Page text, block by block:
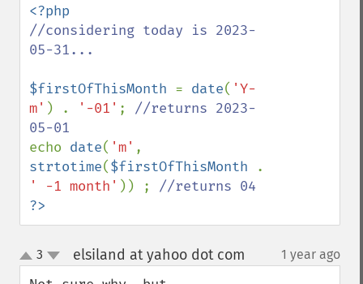
//considering today is 2023-
05-31...
$firstOfThisMonth = date( 'Y-
m' ) . '-01' ; //returns 2023-
echo date( 'm'
strtotime($firstOfThisMonth
' -1 month' )) ;
?>
up
down
3 elsiland at yahoo dot com 1 year ago